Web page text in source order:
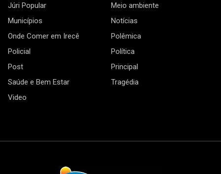
Júri Popular
Meio ambiente
Municípios
Notícias
Onde Comer em Irecê
Polêmica
Policial
Política
Post
Principal
Saúde e Bem Estar
Tragédia
Video